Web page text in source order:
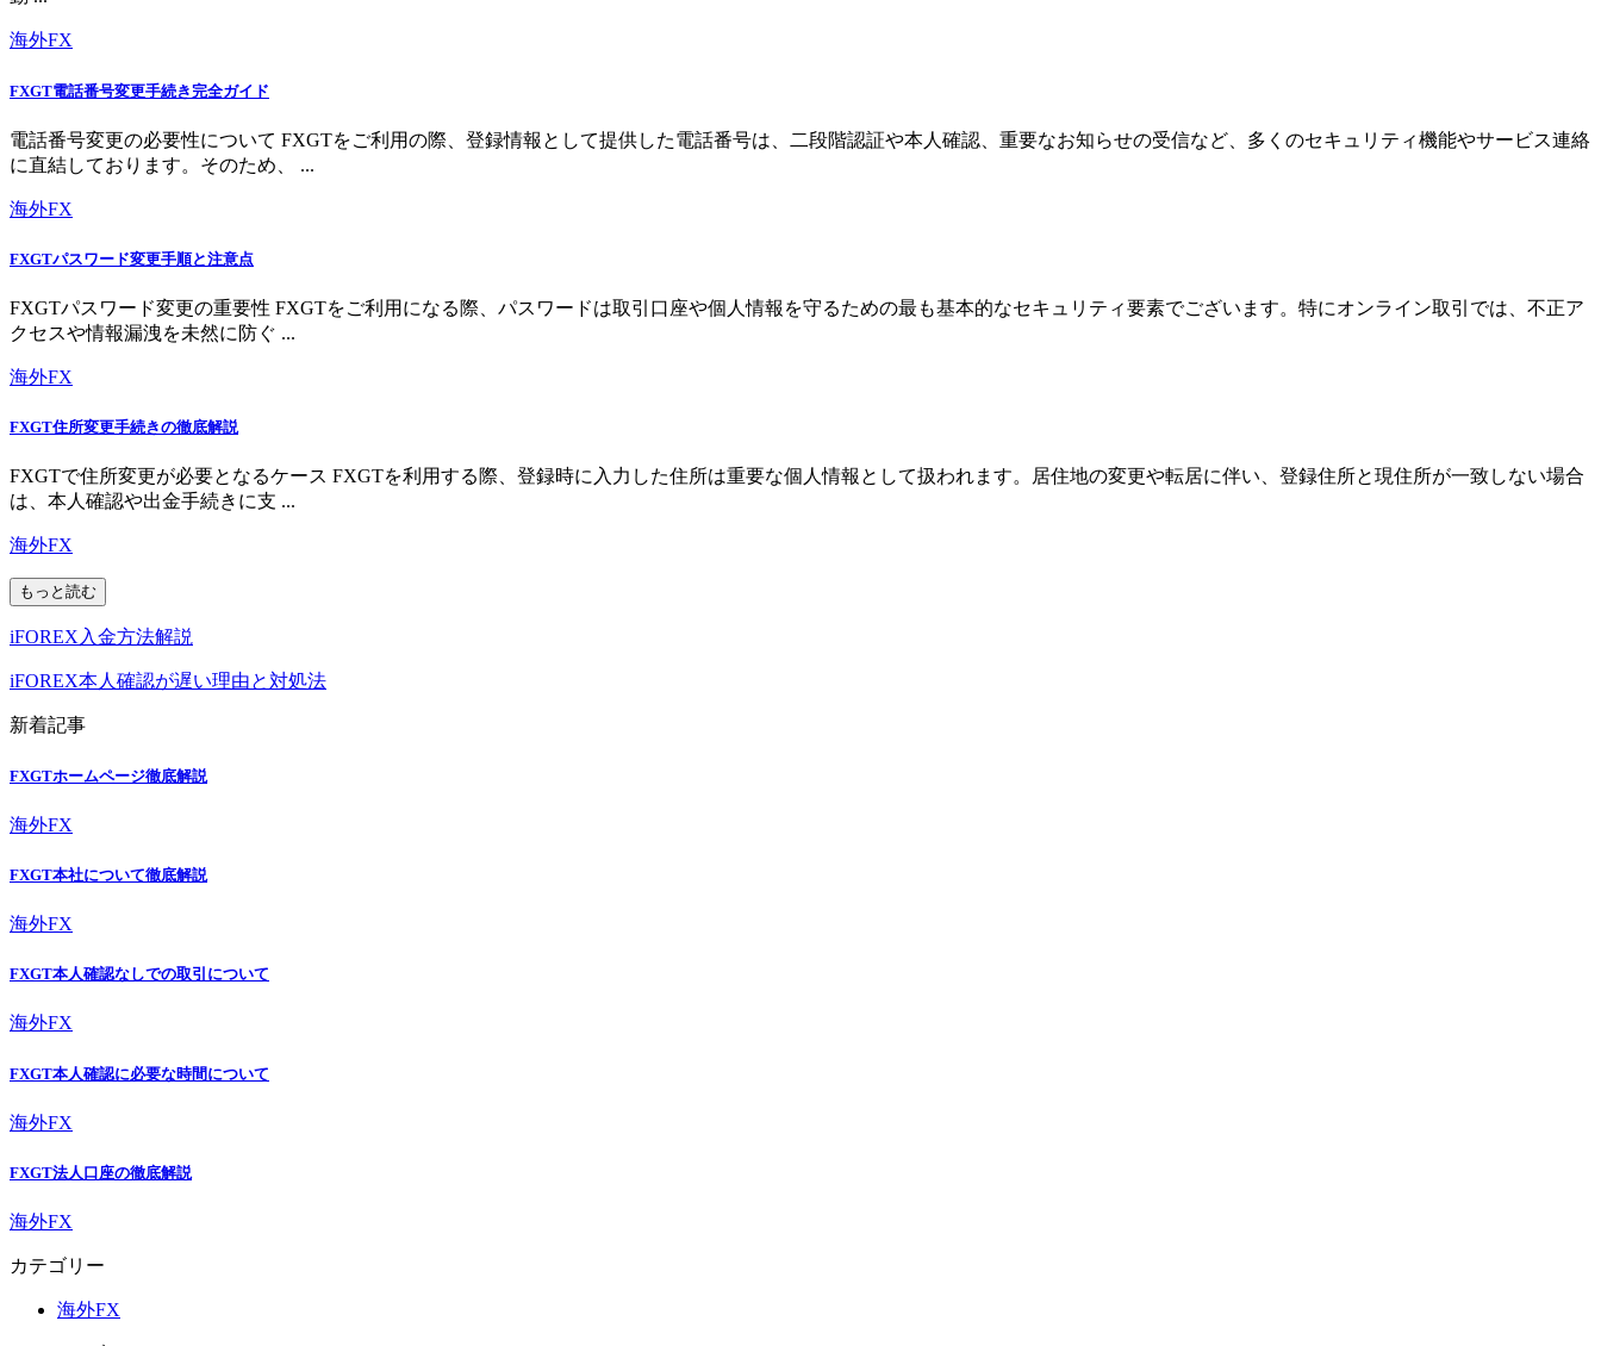
海外FX
FXGT電話番号変更手続き完全ガイド
電話番号変更の必要性について FXGTをご利用の際、登録情報として提供した電話番号は、二段階認証や本人確認、重要なお知らせの受信など、多くのセキュリティ機能やサービス連絡
に直結しております。そのため、 ...
海外FX
FXGTパスワード変更手順と注意点
FXGTパスワード変更の重要性 FXGTをご利用になる際、パスワードは取引口座や個人情報を守るための最も基本的なセキュリティ要素でございます。特にオンライン取引では、不正ア
クセスや情報漏洩を未然に防ぐ ...
海外FX
FXGT住所変更手続きの徹底解説
FXGTで住所変更が必要となるケース FXGTを利用する際、登録時に入力した住所は重要な個人情報として扱われます。居住地の変更や転居に伴い、登録住所と現住所が一致しない場合
は、本人確認や出金手続きに支 ...
海外FX
もっと読む
iFOREX入金方法解説
iFOREX本人確認が遅い理由と対処法
新着記事
FXGTホームページ徹底解説
海外FX
FXGT本社について徹底解説
海外FX
FXGT本人確認なしでの取引について
海外FX
FXGT本人確認に必要な時間について
海外FX
FXGT法人口座の徹底解説
海外FX
カテゴリー
海外FX